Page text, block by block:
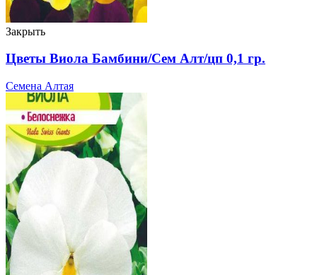
Закрыть
Цветы Виола Бамбини/Сем Алт/цп 0,1 гр.
Семена Алтая